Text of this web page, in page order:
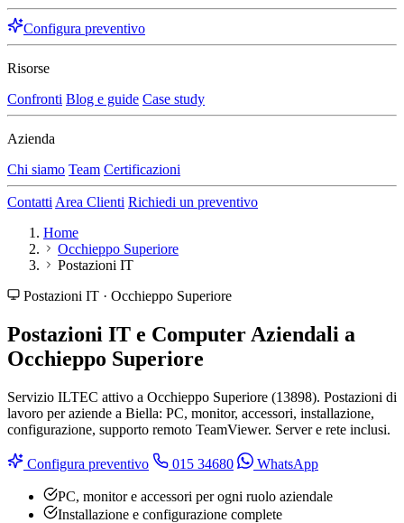
Configura preventivo
Risorse
Confronti Blog e guide Case study
Azienda
Chi siamo Team Certificazioni
Contatti Area Clienti Richiedi un preventivo
Home
Occhieppo Superiore
Postazioni IT
Postazioni IT · Occhieppo Superiore
Postazioni IT e Computer Aziendali a
Occhieppo Superiore
Servizio ILTEC attivo a Occhieppo Superiore (13898). Postazioni di
lavoro per aziende a Biella: PC, monitor, accessori, installazione,
configurazione, supporto remoto TeamViewer. Server e rete inclusi.
Configura preventivo 015 34680 WhatsApp
PC, monitor e accessori per ogni ruolo aziendale
Installazione e configurazione complete